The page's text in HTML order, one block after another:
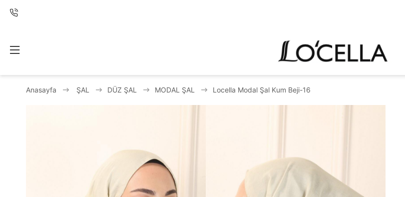
Anasayfa ŞAL DÜZ ŞAL MODAL ŞAL Locella Modal Şal Kum Beji-16